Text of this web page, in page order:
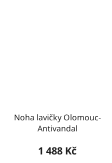
Noha lavičky Olomouc-
Antivandal
1 488 Kč